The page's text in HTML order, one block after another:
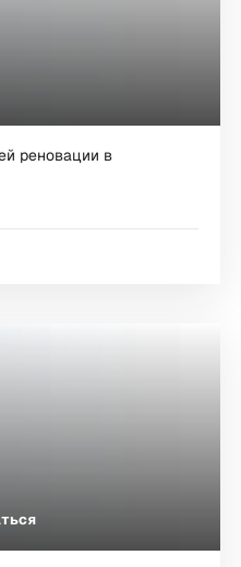
реновации в